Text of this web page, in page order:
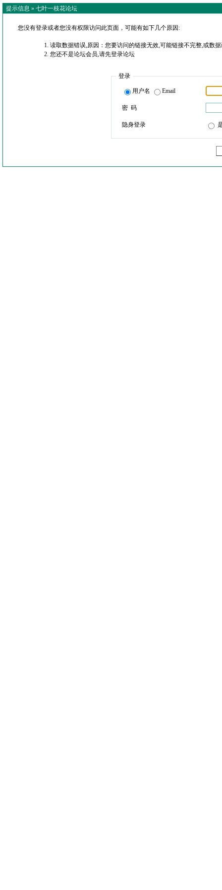
提示信息 » 七叶一枝花论坛
您没有登录或者您没有权限访问此页面，可能有如下几个原因:
读取数据错误,原因：您要访问的链接无效,可能链接不完整,或数
您还不是论坛会员,请先登录论坛
登录
用户名 Email
密 码
隐身登录